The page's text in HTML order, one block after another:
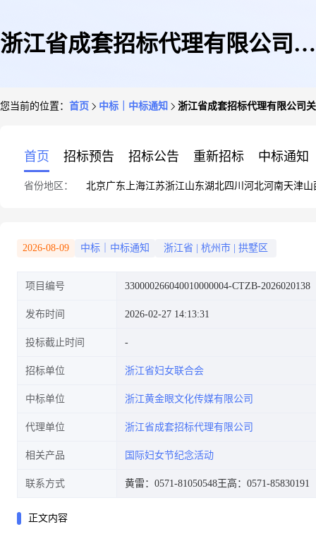
浙江省成套招标代理有限公司关
中标(成交)结果公告
您当前的位置： 首页 中标｜中标通知 浙江省成套招标代理有限公司
首页 招标预告 招标公告 重新招标 中标通知
省份地区： 北京广东 上海江苏浙江山东湖北四川 河北河南天津山
2026-08-09 中标｜中标通知 浙江省 杭州市 拱墅区
项目编号 330000266040010000004-CTZB-2026020138
发布时间 2026-02-27 14:13:31
投标截止时间
招标单位 浙江省妇女联合会
中标单位 浙江黄金眼文化传媒有限公司
代理单位 浙江省成套招标代理有限公司
相关产品 国际妇女节纪念活动
联系方式 黄雷：0571-81050548王高：0571-85830191
正文内容